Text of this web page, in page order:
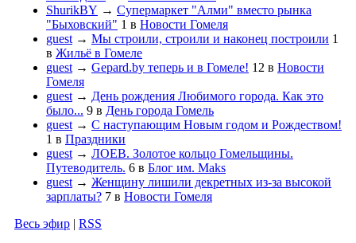
ShurikBY → Супермаркет "Алми" вместо рынка
"Быховский" 1 в Новости Гомеля
guest → Мы строили, строили и наконец построили 1
в Жильё в Гомеле
guest → Gepard.by теперь и в Гомеле! 12 в Новости
Гомеля
guest → День рождения Любимого города. Как это
было... 9 в День города Гомель
guest → С наступающим Новым годом и Рождеством!
1 в Праздники
guest → ЛОЕВ. Золотое кольцо Гомельщины.
Путеводитель. 6 в Блог им. Maks
guest → Женщину лишили декретных из-за высокой
зарплаты? 7 в Новости Гомеля
Весь эфир | RSS